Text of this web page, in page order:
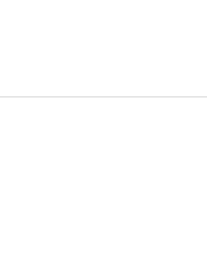
Rose